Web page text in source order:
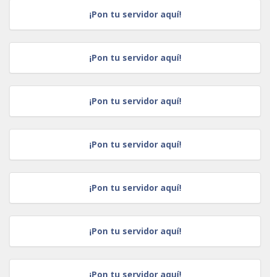
¡Pon tu servidor aquí!
¡Pon tu servidor aquí!
¡Pon tu servidor aquí!
¡Pon tu servidor aquí!
¡Pon tu servidor aquí!
¡Pon tu servidor aquí!
¡Pon tu servidor aquí!